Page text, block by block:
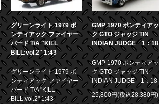
グリーンライト 1979 ポ
ンティアック ファイヤー
バード T/A "KILL
BILL:vol.2" 1:43
グリーンライト 1979 ポ
ンティアック ファイヤー
バード T/A "KILL
BILL:vol.2" 1:43
GMP 1970 ポンティアッ
ク GTO ジャッジ TIN
INDIAN JUDGE 1：18
GMP 1970 ポンティアッ
ク GTO ジャッジ TIN
INDIAN JUDGE 1：18
25,800円(税込28,380円)